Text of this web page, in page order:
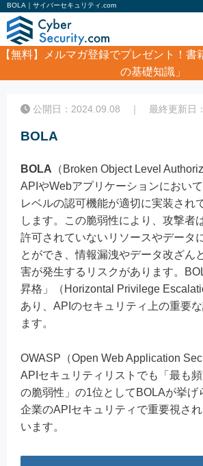
BOLA｜サイバーセキュリティ.com
【無料】
メルマガ登録でプレゼント！書
の基礎知識」
BOLA
公開日：2024.09.08 ｜ 最終更新日
BOLA
BOLA （Broken Object Level
APIやWebアプリケーションにおい
レベルの認可機能が適切に実装され
します。この脆弱性により、攻撃者
許可されていないリソースやデータ
とができ、情報漏洩やデータ改ざん
害が発生するリスクがあります。
昇格」（Horizontal Privilege
あり、APIのセキュリティ上の重要
ます。
OWASP（Open Web Application
APIセキュリティリストでも「最も
の脆弱性」の1位としてBOLAが挙げ
企業のAPIセキュリティで重要視さ
います。